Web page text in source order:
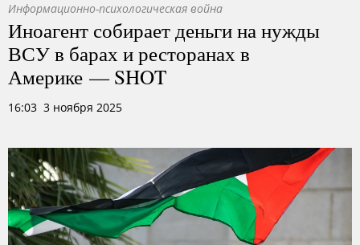
Информационно-психологическая война
Иноагент собирает деньги на нужды
ВСУ в барах и ресторанах в
Америке — SHOT
16:03 3 ноября 2025